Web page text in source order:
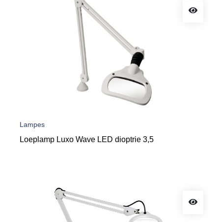
Lampes
Loeplamp Luxo Wave LED dioptrie 3,5